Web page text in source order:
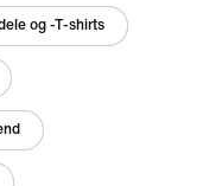
og -T-shirts